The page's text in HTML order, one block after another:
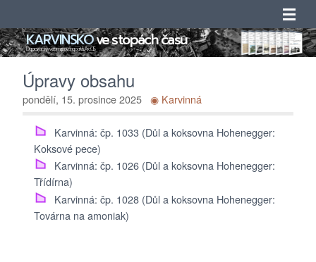
Úvod
Novinky
Katalogy
Seznamy
Adresáře
KARVINSKOve stopách času
Doprovodný web mapového portálu ArcGIS
Úpravy obsahu
pondělí, 15. prosince 2025 ◉ Karvinná
Karvinná: čp. 1033 (Důl a koksovna Hohenegger:
Koksové pece)
Karvinná: čp. 1026 (Důl a koksovna Hohenegger:
Třídírna)
Karvinná: čp. 1028 (Důl a koksovna Hohenegger:
Továrna na amoniak)